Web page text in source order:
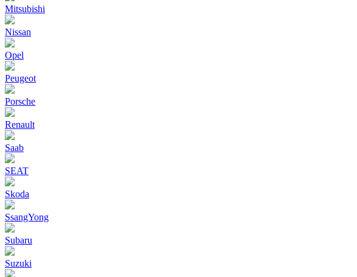
Mitsubishi
Nissan
Opel
Peugeot
Porsche
Renault
Saab
SEAT
Skoda
SsangYong
Subaru
Suzuki